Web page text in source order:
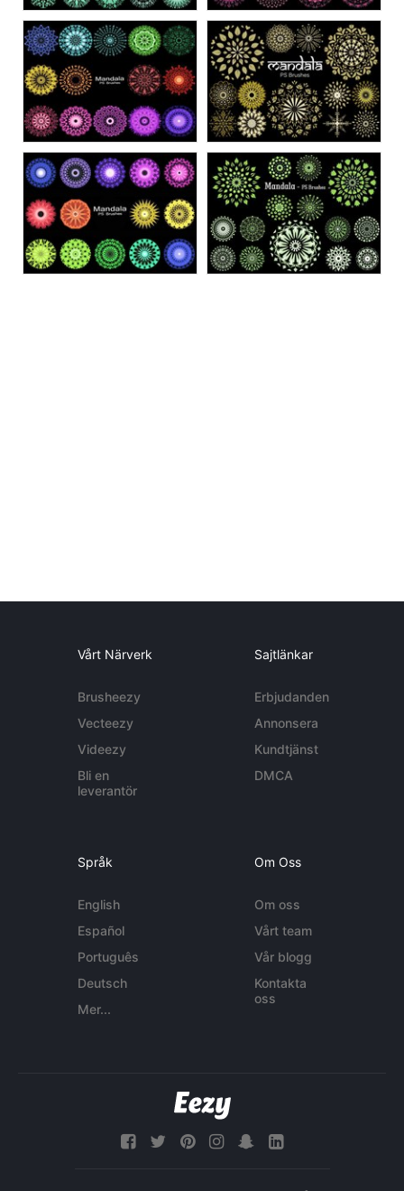
Vårt Närverk
Brusheezy
Vecteezy
Videezy
Bli en
leverantör
Sajtlänkar
Erbjudanden
Annonsera
Kundtjänst
DMCA
Språk
English
Español
Português
Deutsch
Mer...
Om Oss
Om oss
Vårt team
Vår blogg
Kontakta
oss